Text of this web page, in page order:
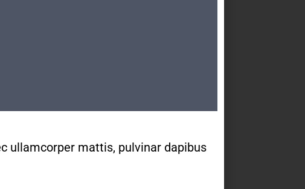
Tram 14, Bus 2/11/19/32/80
ullamcorper mattis, pulvinar dapibus